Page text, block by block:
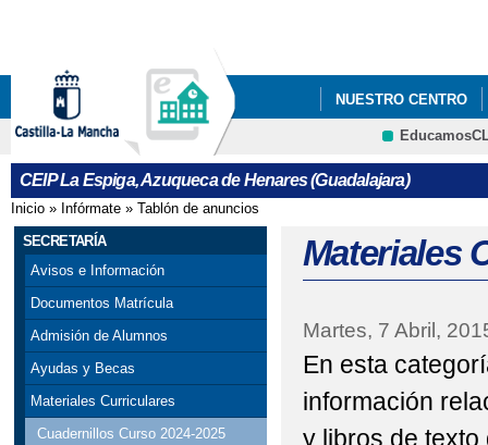
NUESTRO CENTRO
CRFP
CEIP La Espiga, Azuqueca de Henares (Guadalajara)
Se encuentra usted aquí
Inicio » Infórmate » Tablón de anuncios
SECRETARÍA
Avisos e Información
Documentos Matrícula
Admisión de Alumnos
Ayudas y Becas
Materiales Curriculares
Cuadernillos Curso 2024-2025
Materiales
Martes, 7 Abril,
En esta
información
y libros de